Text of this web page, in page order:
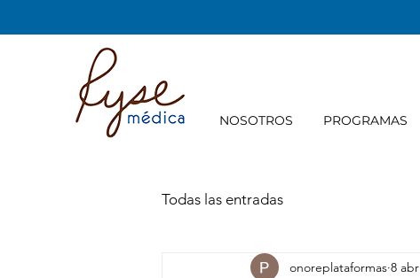
NOSOTROS PROGRAMAS
Todas las entradas
onoreplataformas 8 abr